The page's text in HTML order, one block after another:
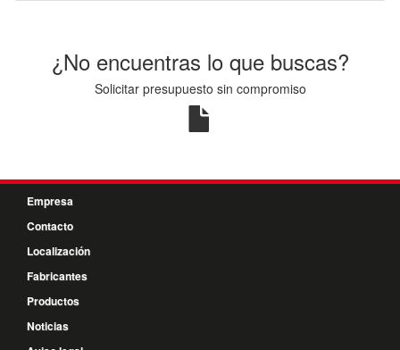
¿No encuentras lo que buscas?
Solicitar presupuesto sin compromiso
Empresa
Contacto
Localización
Fabricantes
Productos
Noticias